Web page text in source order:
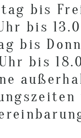
bis
bis
bis
bis